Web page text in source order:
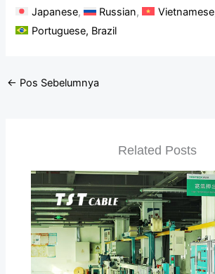
Japanese
Russian
Vietnamese
Portuguese, Brazil
← Pos Sebelumnya
Related Posts